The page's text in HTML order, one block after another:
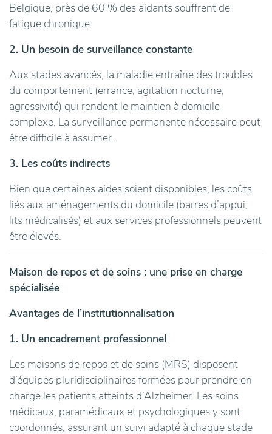
Belgique, près de 60 % des aidants souffrent de
fatigue chronique.
2. Un besoin de surveillance constante
Aux stades avancés, la maladie entraîne des troubles
du comportement (errance, agitation nocturne,
agressivité) qui rendent le maintien à domicile
complexe. La surveillance permanente nécessaire peut
être difficile à assumer.
3. Les coûts indirects
Bien que certaines aides soient disponibles, les coûts
liés aux aménagements du domicile (barres d’appui,
lits médicalisés) et aux services professionnels peuvent
être élevés.
Maison de repos et de soins : une prise en charge
spécialisée
Avantages de l’institutionnalisation
1. Un encadrement professionnel
Les maisons de repos et de soins (MRS) disposent
d’équipes pluridisciplinaires formées pour prendre en
charge les patients atteints d’Alzheimer. Les soins
médicaux, paramédicaux et psychologiques y sont
coordonnés, assurant un suivi adapté à chaque stade